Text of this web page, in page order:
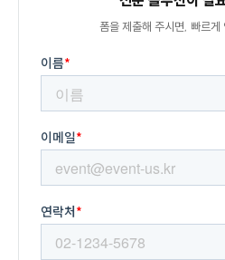
폼을 제출해 주시면, 빠르게